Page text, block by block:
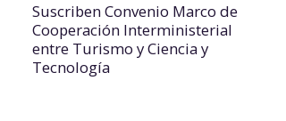
Suscriben Convenio Marco de
Cooperación Interministerial
entre Turismo y Ciencia y
Tecnología